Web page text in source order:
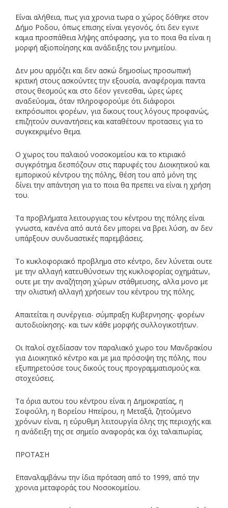
Είναι αλήθεια, πως για χρονια τωρα ο χώρος δόθηκε στον
Δήμο Ροδου, όπως επισης είναι γεγονός, ότι δεν εγινε
καμια προσπάθεια λήψης απόφασης, για το ποια θα είναι η
μορφή αξιοποίησης και ανάδειξης του μνημείου.
Δεν μου αρμόζει και δεν ασκώ δημοσίως προσωπική
κριτική στους ασκούντες την εξουσία, αναφέρομαι παντα
στους θεσμούς και στο δέον γενεσθαι, ώρες ώρες
αναδεύομαι, όταν πληροφορούμε ότι διάφοροι
εκπρόσωποι φορέων, για δικους τους λόγους προφανώς,
επιζητούν συναντήσεις και καταθέτουν προτασεις για το
συγκεκριμένο θεμα.
Ο χωρος του παλαιού νοσοκομείου και το κτιριακό
συγκρότημα δεσπόζουν στις παρυφές του Διοικητικού και
εμπορικού κέντρου της πόλης, θέση του από μόνη της
δίνει την απάντηση για το ποια θα πρεπει να είναι η χρήση
του.
Τα προβλήματα λειτουργιας του κέντρου της πόλης είναι
γνωστα, κανένα από αυτά δεν μπορει να βρει λύση, αν δεν
υπάρξουν συνδυαστικές παρεμβάσεις.
Το κυκλοφοριακό προβλημα στο κέντρο, δεν λύνεται ουτε
με την αλλαγή κατευθύνσεων της κυκλοφορίας οχημάτων,
ουτε με την αναζήτηση χώρων στάθμευσης, αλλα μονο με
την ολιστική αλλαγή χρήσεων του κέντρου της πόλης.
Απαιτείται η συνέργεια- σύμπραξη Κυβερνησης- φορέων
αυτοδιοίκησης- και των κάθε μορφής συλλογικοτήτων.
Οι Ιταλοί σχεδίασαν τον παραλιακό χωρο του Μανδρακίου
για Διοικητικό κέντρο και με μια πρόσοψη της πόλης, που
εξυπηρετούσε τους δικούς τους προγραμματισμούς και
στοχεύσεις.
Τα όρια αυτου του κέντρου είναι η Δημοκρατίας, η
Σοφούλη, η Βορείου Ηπείρου, η Μεταξά, ζητούμενο
χρόνων είναι, η εύρυθμη λειτουργία όλης της περιοχής και
η ανάδειξη της σε σημείο αναφοράς και όχι ταλαιπωρίας.
ΠΡΟΤΑΣΗ
Επαναλαμβάνω την ίδια πρόταση από το 1999, από την
χρονια μεταφοράς του Νοσοκομείου.